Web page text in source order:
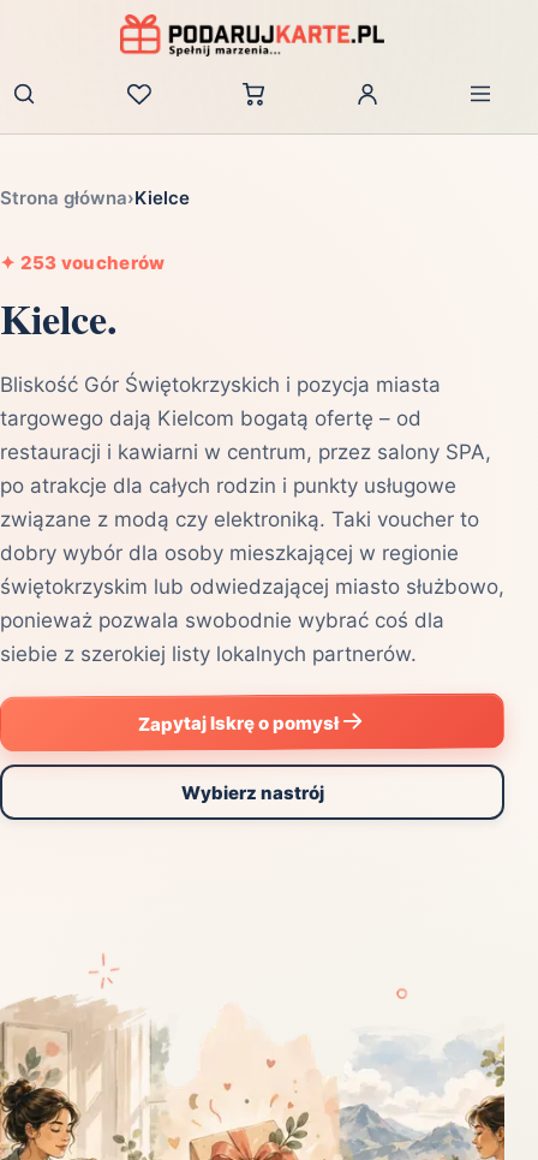
Zaloguj
Strona główna›Kielce
✦ 253 voucherów
Kielce.
Bliskość Gór Świętokrzyskich i pozycja miasta
targowego dają Kielcom bogatą ofertę – od
restauracji i kawiarni w centrum, przez salony SPA,
po atrakcje dla całych rodzin i punkty usługowe
związane z modą czy elektroniką. Taki voucher to
dobry wybór dla osoby mieszkającej w regionie
świętokrzyskim lub odwiedzającej miasto służbowo,
ponieważ pozwala swobodnie wybrać coś dla
siebie z szerokiej listy lokalnych partnerów.
Zapytaj Iskrę o pomysł
Wybierz nastrój